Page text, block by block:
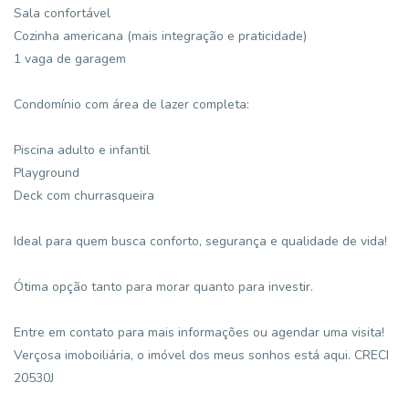
Sala confortável
Cozinha americana (mais integração e praticidade)
1 vaga de garagem
Condomínio com área de lazer completa:
Piscina adulto e infantil
Playground
Deck com churrasqueira
Ideal para quem busca conforto, segurança e qualidade de vida!
Ótima opção tanto para morar quanto para investir.
Entre em contato para mais informações ou agendar uma visita!
Verçosa imoboiliária, o imóvel dos meus sonhos está aqui. CRECI
20530J